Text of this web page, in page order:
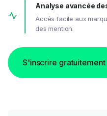
Analyse avancée
Accès facile aux
des mention.
S'inscrire gratuitement